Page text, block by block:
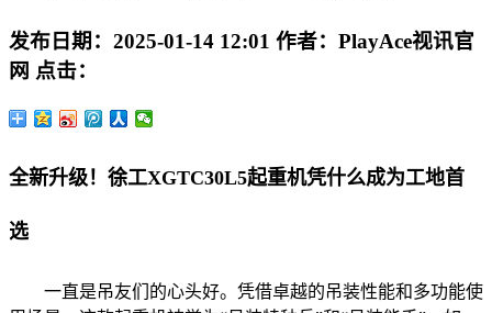
发布日期： 2025-01-14 12:01 作者： PlayAce视讯官
网 点击：
全新升级！徐工XGTC30L5起重机凭什么成为工地首
选
一直是吊友们的心头好。凭借卓越的吊装性能和多功能使